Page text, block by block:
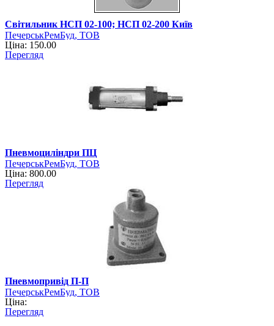
Світильник НСП 02-100; НСП 02-200 Київ
ПечерськРемБуд, ТОВ
Ціна: 150.00
Перегляд
Пневмоциліндри ПЦ
ПечерськРемБуд, ТОВ
Ціна: 800.00
Перегляд
Пневмопривід П-П
ПечерськРемБуд, ТОВ
Ціна:
Перегляд